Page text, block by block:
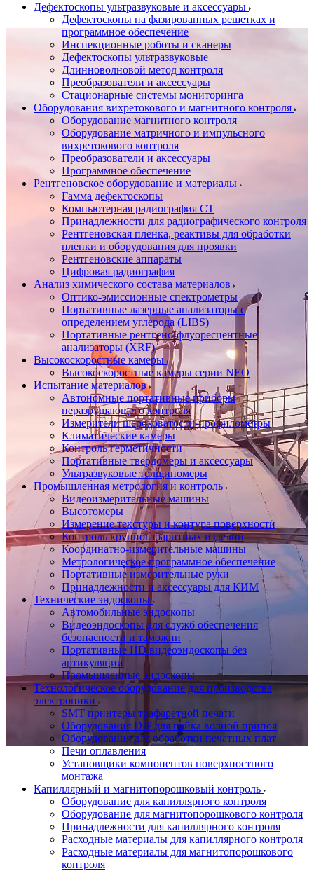
Дефектоскопы ультразвуковые и аксессуары
Дефектоскопы на фазированных решетках и
программное обеспечение
Инспекционные роботы и сканеры
Дефектоскопы ультразвуковые
Длинноволновой метод контроля
Преобразователи и аксессуары
Стационарные системы мониторинга
Оборудования вихретокового и магнитного контроля
Оборудование магнитного контроля
Оборудование матричного и импульсного
вихретокового контроля
Преобразователи и аксессуары
Программное обеспечение
Рентгеновское оборудование и материалы
Гамма дефектоскопы
Компьютерная радиография CT
Принадлежности для радиографического контроля
Рентгеновская пленка, реактивы для обработки
пленки и оборудования для проявки
Рентгеновские аппараты
Цифровая радиография
Анализ химического состава материалов
Оптико-эмиссионные спектрометры
Портативные лазерные анализаторы с
определением углерода (LIBS)
Портативные рентгено-флуоресцентные
анализаторы (XRF)
Высокоскоростные камеры
Высокоскоростные камеры серии NEO
Испытание материалов
Автономные портативные приборы
неразрушающего контроля
Измерители шероховатости-профилометры
Климатические камеры
Контроль герметичности
Портативные твердомеры и аксессуары
Ультразвуковые толщиномеры
Промышленная метрология и контроль
Видеоизмерительные машины
Высотомеры
Измерение текстуры и контура поверхности
Контроль крупногабаритных изделий
Координатно-измерительные машины
Метрологическое программное обеспечение
Портативные измерительные руки
Принадлежности и аксессуары для КИМ
Технические эндоскопы
Автомобильные эндоскопы
Видеоэндоскопы для служб обеспечения
безопасности и таможни
Портативные HD видеоэндоскопы без
артикуляции
Промышленные эндоскопы
Технологическое оборудование для производства
электроники
SMT принтеры трафаретной печати
Оборудования DIP для пайка волной припоя
Оборудования для обработки печатных плат
Печи оплавления
Установщики компонентов поверхностного
монтажа
Капиллярный и магнитопорошковый контроль
Оборудование для капиллярного контроля
Оборудование для магнитопорошкового контроля
Принадлежности для капиллярного контроля
Расходные материалы для капиллярного контроля
Расходные материалы для магнитопорошкового
контроля